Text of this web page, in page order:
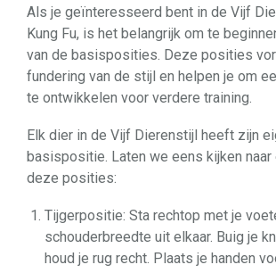
Als je geïnteresseerd bent in de Vijf
Kung Fu, is het belangrijk om te
van de basisposities. Deze posities
fundering van de stijl en helpen je om
te ontwikkelen voor verdere training.
Elk dier in de Vijf Dierenstijl heeft zijn
basispositie. Laten we eens kijken naar
deze posities:
Tijgerpositie: Sta rechtop met je
schouderbreedte uit elkaar. Buig je
houd je rug recht. Plaats je handen